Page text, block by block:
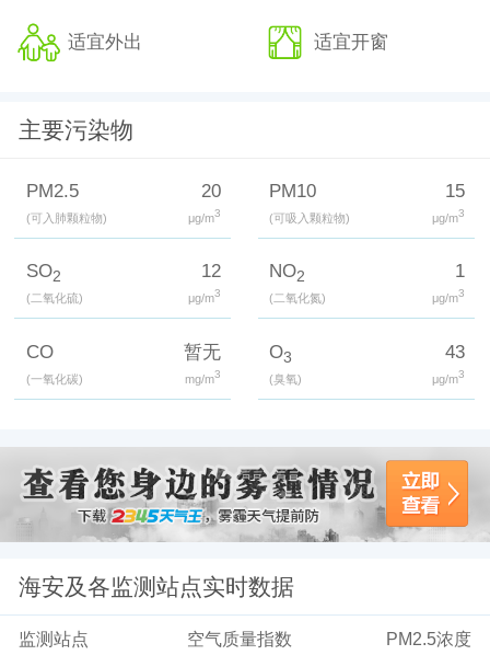
适宜外出 适宜开窗
主要污染物
PM2.5
(可入肺颗粒物)
20
μg/m3
PM10
(可吸入颗粒物)
15
μg/m3
SO2
(二氧化硫)
12
μg/m3
NO2
(二氧化氮)
1
μg/m3
CO
(一氧化碳)
暂无
mg/m3
O3
(臭氧)
43
μg/m3
海安及各监测站点实时数据
监测站点 空气质量指数 PM2.5浓度